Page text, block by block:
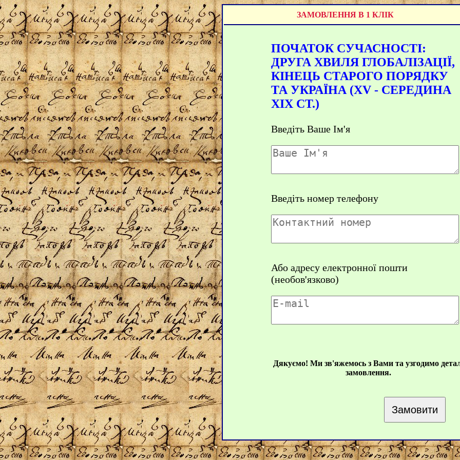
ЗАМОВЛЕННЯ В 1 КЛІК
ПОЧАТОК СУЧАСНОСТІ:
ДРУГА ХВИЛЯ ГЛОБАЛІЗАЦІЇ,
КІНЕЦЬ СТАРОГО ПОРЯДКУ
ТА УКРАЇНА (XV - СЕРЕДИНА
XIX СТ.)
Введіть Ваше Ім'я
Введіть номер телефону
Або адресу електронної пошти
(необов'язково)
Дякуємо! Ми зв'яжемось з Вами та узгодимо
замовлення.